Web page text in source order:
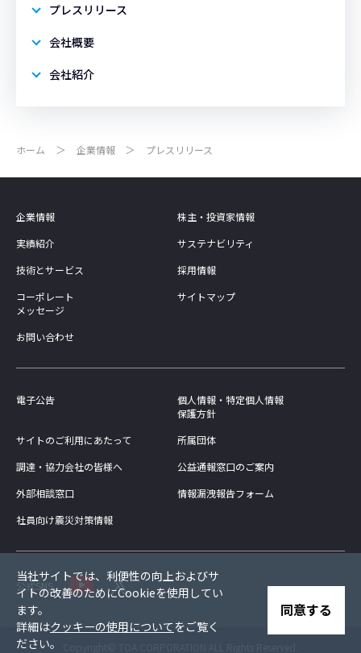
プレスリリース
会社概要
会社紹介
ホーム 企業情報 プレスリリース
企業情報
株主・投資家情報
実績紹介
サステナビリティ
技術とサービス
採用情報
コーポレート
メッセージ
サイトマップ
お問い合わせ
電子公告
個人情報・特定個人情報
保護方針
サイトのご利用にあたって
所属団体
調達・協力会社の皆様へ
公益通報窓口のご案内
外部相談窓口
情報漏洩報告フォーム
社員向け震災対策情報
公式SNS
当社サイトでは、利便性の向上およびサ
イトの改善のためにCookieを使用してい
ます。
詳細はクッキーの使用についてをご覧く
ださい。
同意する